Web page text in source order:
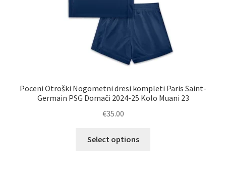
Poceni Otroški Nogometni dresi kompleti Paris Saint-
Germain PSG Domači 2024-25 Kolo Muani 23
€35.00
Select options